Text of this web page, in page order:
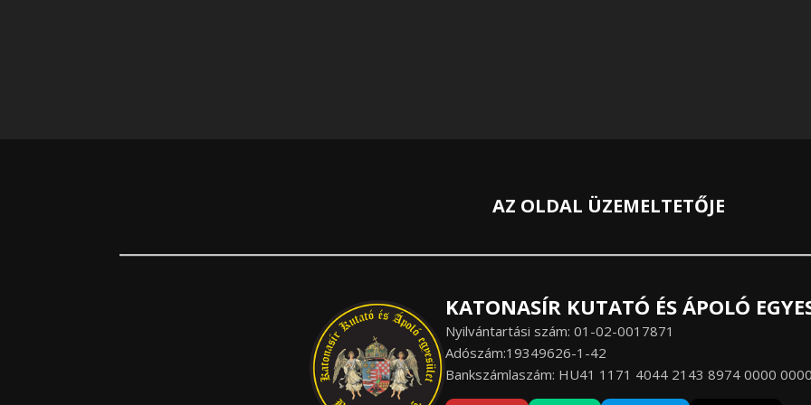
AZ OLDAL ÜZEMELTETŐJE
KATONASÍR KUTATÓ ÉS ÁPOLÓ
Nyilvántartási szám: 01-02-0017871
Adószám:19349626-1-42
Bankszámlaszám: HU41 1171 4044 2143 8974 0000 0000